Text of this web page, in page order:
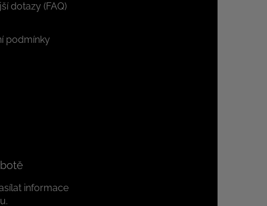
dotazy (FAQ)
podmínky
informace